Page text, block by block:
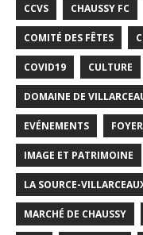
CCVS CHAUSSY FC
COMITÉ DES FÊTES
COVID19 CULTURE
DOMAINE DE
EVÉNEMENTS
IMAGE ET PATRIMOINE
LA SOURCE-
MARCHÉ DE CHAUSSY